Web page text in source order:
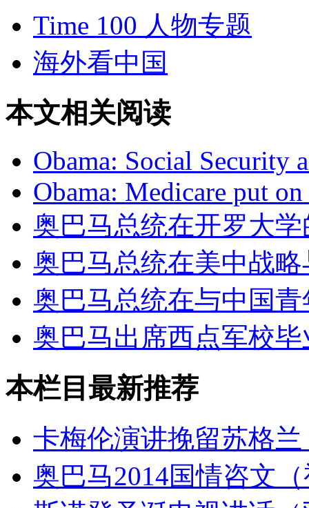
Time 100 人物专题
海外看中国
本文相关阅读
Obama: Social Security
Obama: Medicare put
奥巴马总统在开罗大
奥巴马总统在美中战
奥巴马总统在与中国
奥巴马出席西点军校
本栏目最新推荐
卡梅伦演讲挽留苏格
奥巴马2014国情咨文